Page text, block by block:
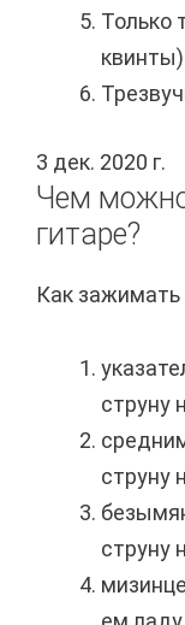
Только
3 дек. 2020 г.
Чем
гитаре?
Как зажимать
струну
струну
струну